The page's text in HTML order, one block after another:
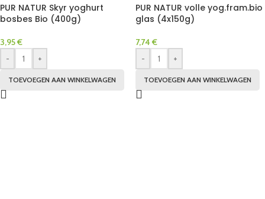
PUR NATUR Skyr yoghurt
bosbes Bio (400g)
3,95€
-
+
TOEVOEGEN AAN WINKELWAGEN
PUR NATUR volle yog.fram.bio
glas (4x150g)
7,74 €
-
+
TOEVOEGEN AAN WINKELWAGEN